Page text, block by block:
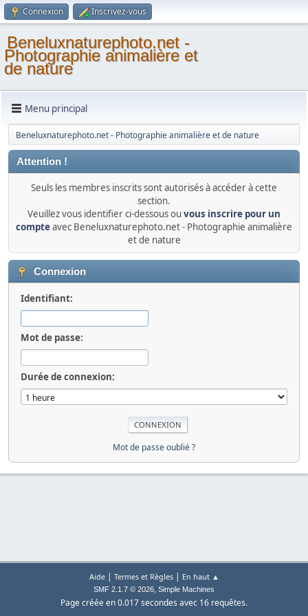
Connexion Inscrivez-vous
Beneluxnaturephoto.net -
Photographie animalière et
de nature
Menu principal
Beneluxnaturephoto.net - Photographie animalière et de nature
Attention !
Seuls les membres inscrits sont autorisés à accéder à cette
section.
Veuillez vous identifier ci-dessous ou vous inscrire pour un
compteavec Beneluxnaturephoto.net - Photographie animalière
et de nature
Connexion
Identifiant:
Mot de passe:
Durée de connexion:
Mot de passe oublié ?
Aide| Termes et Règles| En haut ▲
SMF 2.1.7 © 2026, Simple Machines
Page créée en 0.017 secondes avec 16 requêtes.